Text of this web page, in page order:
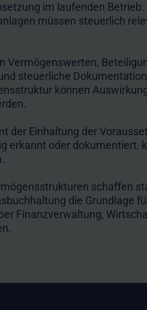
im laufenden
müssen steuerlich
Vermögenswerten,
steuerliche
können
der Einhaltung der
erkannt oder dokumentiert,
schaffen
die Grundlage
Finanzverwaltung,